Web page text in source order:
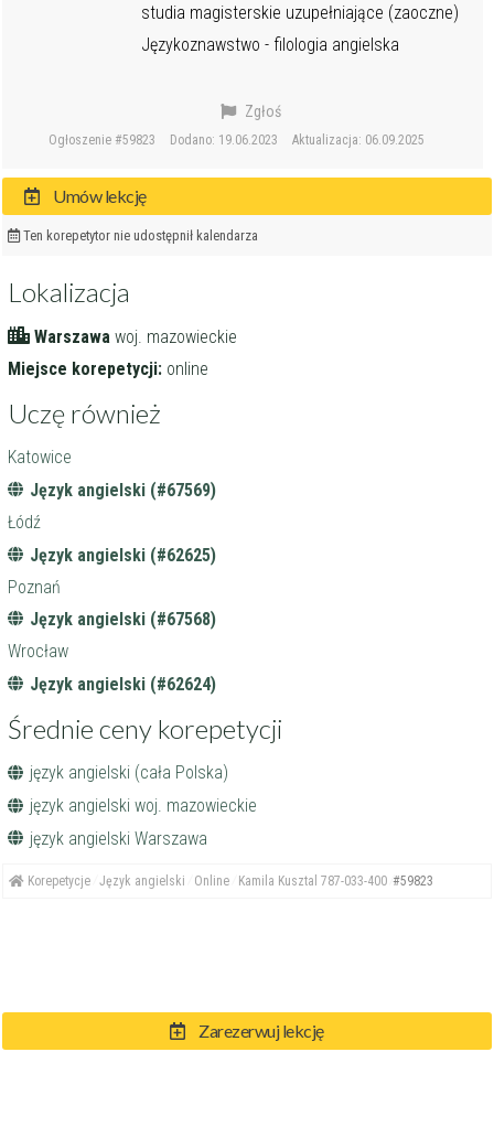
Zarezerwuj lekcję
studia magisterskie uzupełniające (zaoczne)
Językoznawstwo - filologia angielska
Ogłoszenie #59823 Dodano: 19.06.2023 Aktualizacja: 06.09.2025
Zgłoś
Umów lekcję
Ten korepetytor nie udostępnił kalendarza
Lokalizacja
Warszawa woj. mazowieckie
Miejsce korepetycji: online
Uczę również
Katowice
Język angielski (#67569)
Łódź
Język angielski (#62625)
Poznań
Język angielski (#67568)
Wrocław
Język angielski (#62624)
Średnie ceny korepetycji
język angielski (cała Polska)
język angielski woj. mazowieckie
język angielski Warszawa
Korepetycje Język angielski Online Kamila Kusztal 787-033-400 #59823